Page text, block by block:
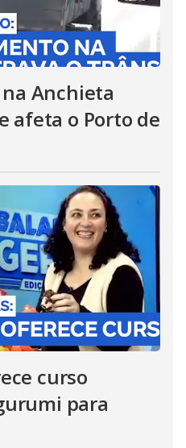
Anchieta
afeta o Porto de
curso
para